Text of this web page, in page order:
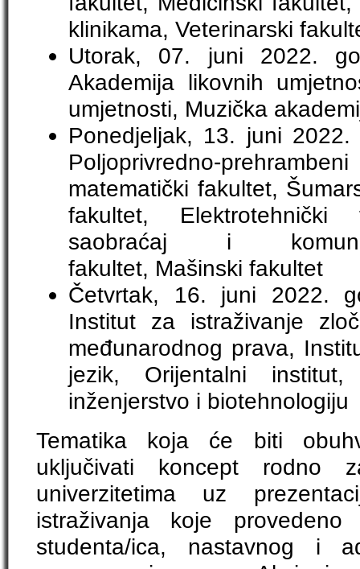
klinikama, Veterinarski
Utorak, 07. juni 2022.
Akademija likovnih
umjetnosti, Muzička
Ponedjeljak, 13. juni
Poljoprivredno-
matematički fakultet,
fakultet,
saobraćaj i
fakultet, Mašinski fakultet
Četvrtak, 16. juni 2022.
Institut za istraživanje
međunarodnog prava,
jezik, Orijentalni
inženjerstvo i biotehnologiju
Tematika koja će biti
uključivati koncept rodno
univerzitetima uz
istraživanja koje
studenta/ica, nastavnog i